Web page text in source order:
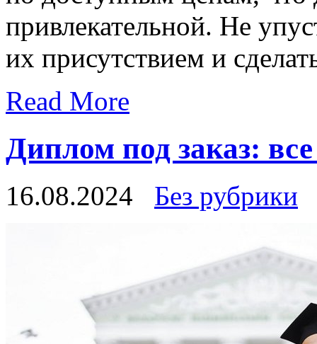
привлекательной. Не
их присутствием и
Read More
Диплом под заказ:
16.08.2024 Без рубрики